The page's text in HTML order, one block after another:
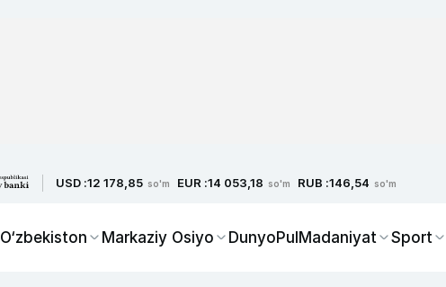
USD :12 178,85 so'm EUR :14 053,18 so'm RUB :146,54 so'm
O‘zbekiston Markaziy Osiyo DunyoPulMadaniyat Sport